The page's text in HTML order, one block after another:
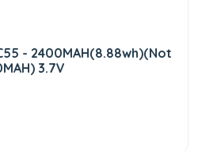
- 2400MAH(8.88wh)(Not
3.7V